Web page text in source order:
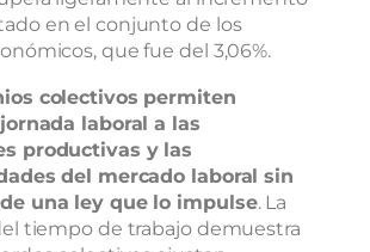
en el conjunto de los
que fue del 3,06%.
colectivos permiten
laboral a las
productivas y las
del mercado laboral sin
una ley que lo impulse. La
tiempo de trabajo demuestra